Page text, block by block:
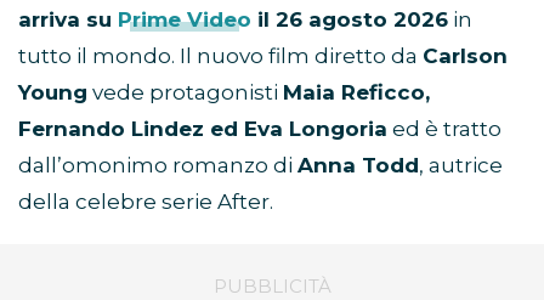
arriva su Prime Video il 26 agosto 2026 in
tutto il mondo. Il nuovo film diretto da Carlson
Young vede protagonisti Maia Reficco,
Fernando Lindez ed Eva Longoria ed è tratto
dall’omonimo romanzo di Anna Todd, autrice
della celebre serie After.